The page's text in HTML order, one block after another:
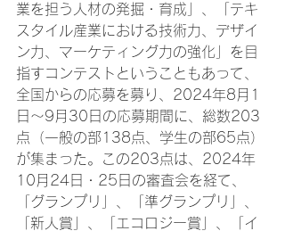
業を担う人材の発掘・育成」、「テキ
スタイル産業における技術力、デザイ
ン力、マーケティング力の強化」を目
指すコンテストということもあって、
全国からの応募を募り、2024年8月1
日～9月30日の応募期間に、総数203
点（一般の部138点、学生の部65点）
が集まった。この203点は、2024年
10月24日・25日の審査会を経て、
「グランプリ」、「準グランプリ」、
「新人賞」、「エコロジー賞」、「イ